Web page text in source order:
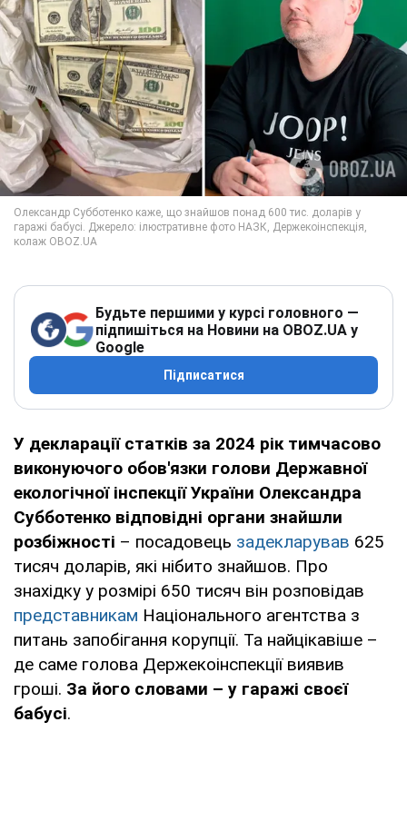
Будьте першими у курсі головного —
підпишіться на Новини на OBOZ.UA у
Google
Підписатися
У декларації статків за 2024 рік тимчасово
виконуючого обов'язки голови Державної
екологічної інспекції України Олександра
Субботенко відповідні органи знайшли
розбіжності – посадовець задекларував 625
тисяч доларів, які нібито знайшов. Про
знахідку у розмірі 650 тисяч він розповідав
представникам Національного агентства з
питань запобігання корупції. Та найцікавіше –
де саме голова Держекоінспекції виявив
гроші. За його словами – у гаражі своєї
бабусі.